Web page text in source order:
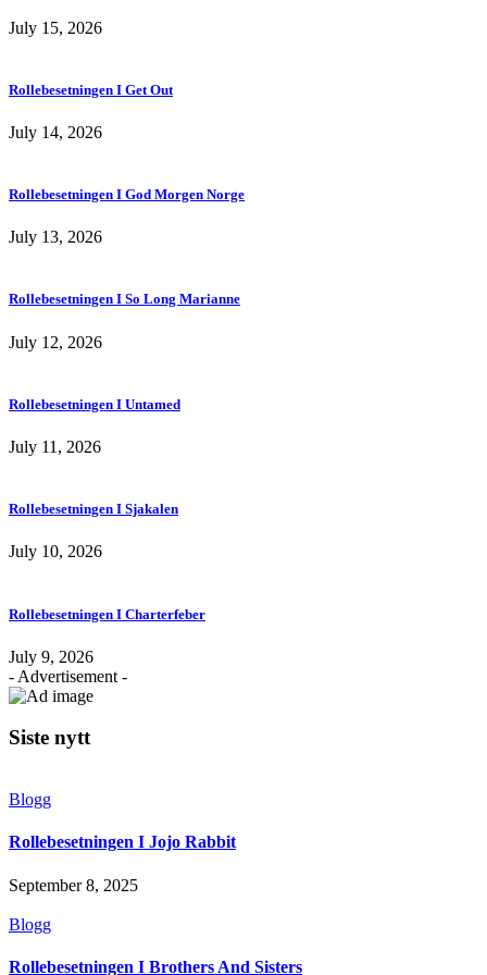
July 15, 2026
Rollebesetningen I Get Out
July 14, 2026
Rollebesetningen I God Morgen Norge
July 13, 2026
Rollebesetningen I So Long Marianne
July 12, 2026
Rollebesetningen I Untamed
July 11, 2026
Rollebesetningen I Sjakalen
July 10, 2026
Rollebesetningen I Charterfeber
July 9, 2026
- Advertisement -
Siste nytt
Blogg
Rollebesetningen I Jojo Rabbit
September 8, 2025
Blogg
Rollebesetningen I Brothers And Sisters